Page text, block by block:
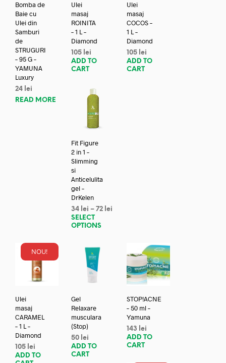
Bomba de
Baie cu
Ulei din
Samburi
de
STRUGURI
– 95 G –
YAMUNA
Luxury
24 lei
READ MORE
Ulei
masaj
ROINITA
– 1 L –
Diamond
105 lei
ADD TO
CART
Ulei
masaj
COCOS –
1 L –
Diamond
105 lei
ADD TO
CART
Fit Figure
2 in 1 –
Slimming
si
Anticelulita
gel –
DrKelen
34 lei – 72 lei
SELECT
OPTIONS
NOU!
Ulei
masaj
CARAMEL
– 1 L –
Diamond
105 lei
ADD TO
Gel
Relaxare
musculara
(Stop)
50 lei
ADD TO
CART
STOP!ACNE
– 50 ml –
Yamuna
143
lei
ADD TO
CART